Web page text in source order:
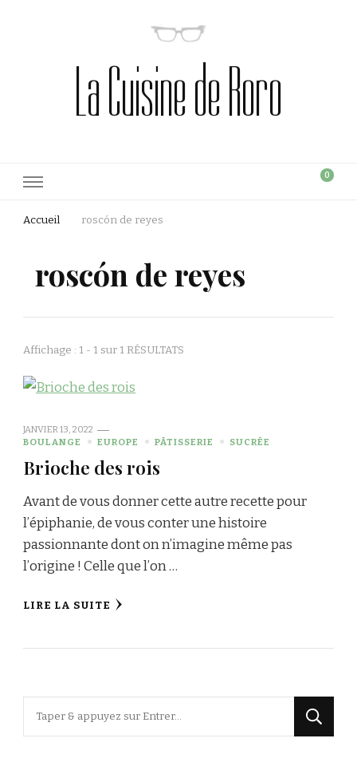
La Cuisine de Roro
0
Accueil roscón de reyes
roscón de reyes
Affichage : 1 - 1 sur 1 RÉSULTATS
JANVIER 13, 2022
BOULANGE
EUROPE PÂTISSERIE SUCRÉE
Brioche des rois
Avant de vous donner cette autre recette pour
l’épiphanie, de vous conter une histoire
passionnante dont on n’imagine même pas
l’origine ! Celle que l’on …
LIRE LA SUITE